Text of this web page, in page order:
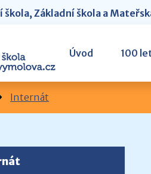
škola, Základní škola a
Úvod 100
Internát